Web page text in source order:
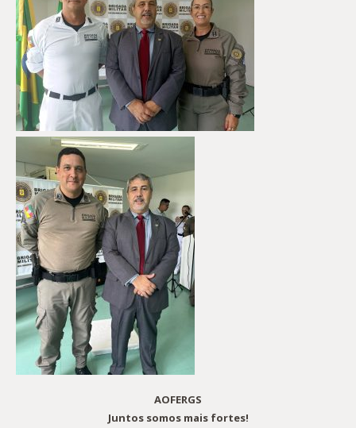
AOFERGS
Juntos somos mais fortes!